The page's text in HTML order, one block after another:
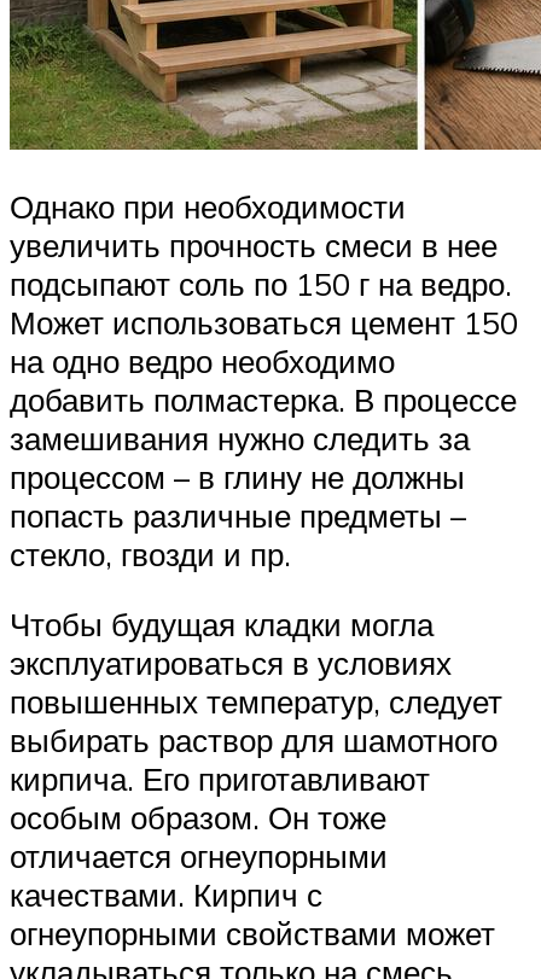
Однако при необходимости
увеличить прочность смеси в нее
подсыпают соль по 150 г на ведро.
Может использоваться цемент 150
на одно ведро необходимо
добавить полмастерка. В процессе
замешивания нужно следить за
процессом – в глину не должны
попасть различные предметы –
стекло, гвозди и пр.
Чтобы будущая кладки могла
эксплуатироваться в условиях
повышенных температур, следует
выбирать раствор для шамотного
кирпича. Его приготавливают
особым образом. Он тоже
отличается огнеупорными
качествами. Кирпич с
огнеупорными свойствами может